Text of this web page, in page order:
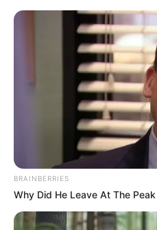
BRAINBERRIES
Why Did He Leave At The